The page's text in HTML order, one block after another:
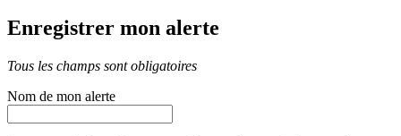
Enregistrer mon alerte
Tous les champs sont obligatoires
Nom de mon alerte